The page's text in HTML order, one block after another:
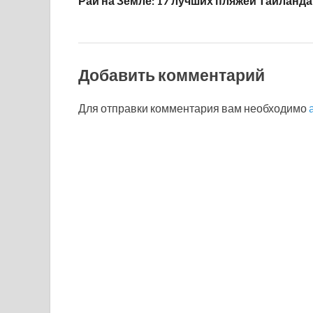
Добавить комментарий
Для отправки комментария вам необходимо